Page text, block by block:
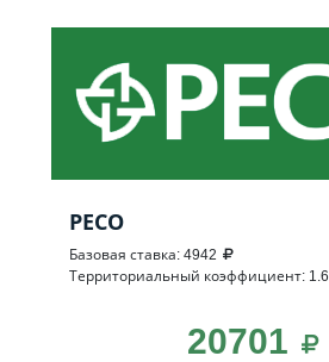
РЕСО
Базовая ставка: 4942
Территориальный коэффициент: 1.6
20701